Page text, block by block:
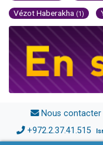
Vézot Haberakha (1)
Nous contacter
+972.2.37.41.515